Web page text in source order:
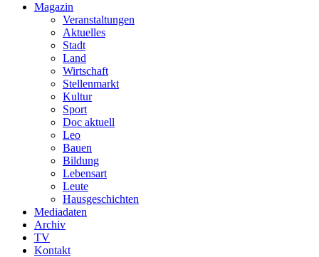
Magazin
Veranstaltungen
Aktuelles
Stadt
Land
Wirtschaft
Stellenmarkt
Kultur
Sport
Doc aktuell
Leo
Bauen
Bildung
Lebensart
Leute
Hausgeschichten
Mediadaten
Archiv
TV
Kontakt